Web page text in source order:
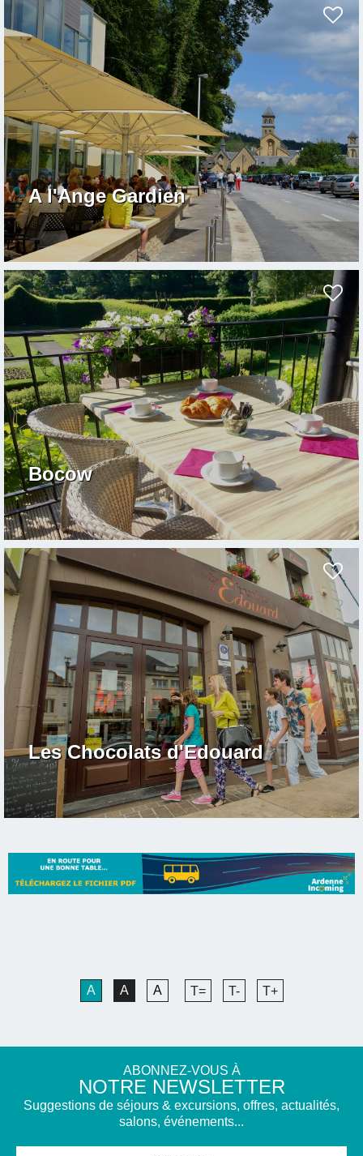
A l'Ange Gardien
Bocow
Les Chocolats d'Edouard
A A A T= T- T+
ABONNEZ-VOUS À
NOTRE NEWSLETTER
Suggestions de séjours & excursions, offres, actualités,
salons, événements...